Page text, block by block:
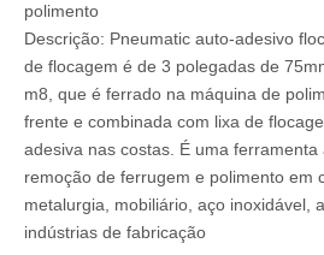
polimento
Descrição: Pneumatic auto-adesivo
de flocagem é de 3 polegadas de
m8, que é ferrado na máquina de
frente e combinada com lixa de
adesiva nas costas. É uma ferramenta
remoção de ferrugem e polimento em
metalurgia, mobiliário, aço inoxidável,
indústrias de fabricação